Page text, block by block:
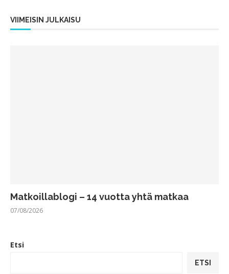
VIIMEISIN JULKAISU
Matkoillablogi – 14 vuotta yhtä matkaa
07/08/2026
Etsi
ETSI